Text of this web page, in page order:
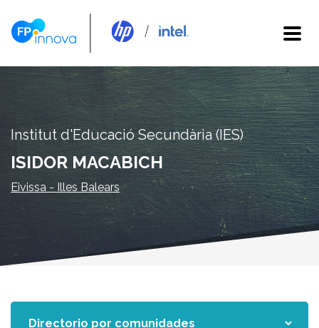
Institut d'Educació Secundària (IES)
ISIDOR MACABICH
Eivissa - Illes Balears